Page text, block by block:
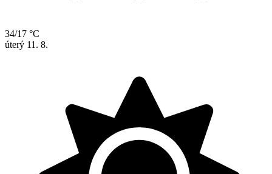
34/17 °C
úterý 11. 8.